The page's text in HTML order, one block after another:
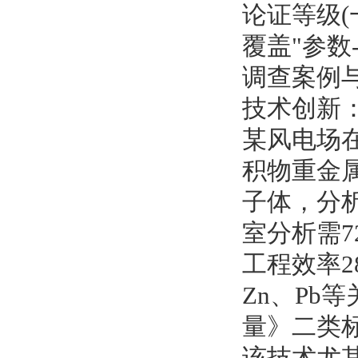
论证等级(
覆盖"参数
调查案例
技术创新
某风电场
积物重金
子体，分
室分析需
工程效率
Zn、Pb
量》二类